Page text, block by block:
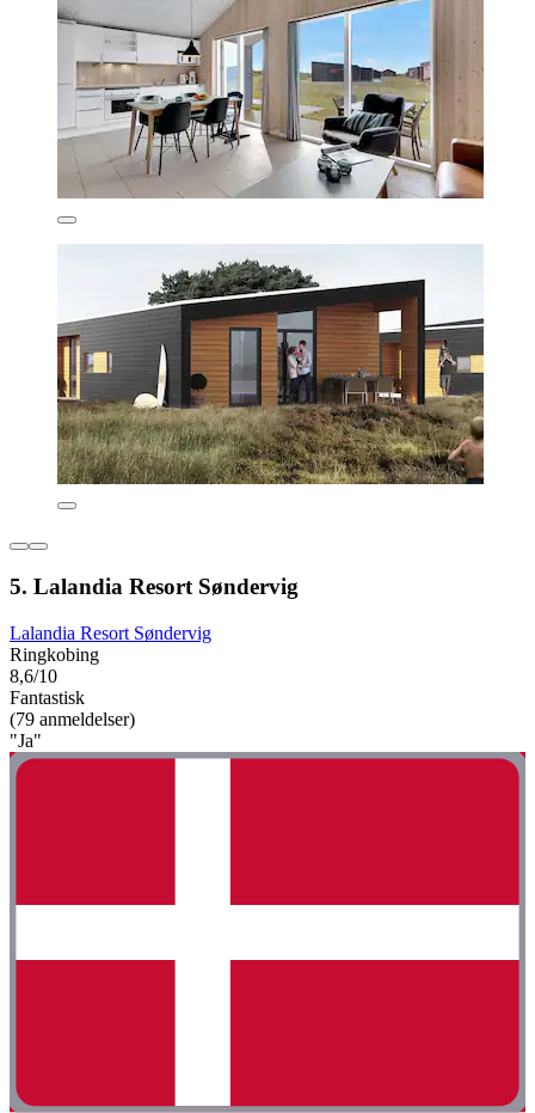
5. Lalandia Resort Søndervig
Lalandia Resort Søndervig
Ringkobing
8,6/10
Fantastisk
(79 anmeldelser)
"Ja"